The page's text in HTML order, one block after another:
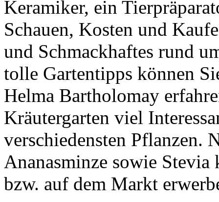
Keramiker, ein
Schauen, Kosten und
und Schmackhaftes rund
tolle Gartentipps können
Helma Bartholomay
Kräutergarten viel
verschiedensten Pflanzen.
Ananasminze sowie
bzw. auf dem Markt